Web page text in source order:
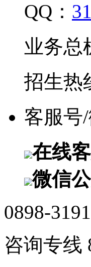
QQ：
业务总
招生热
客服号
在线
微信
0898-
咨询专线